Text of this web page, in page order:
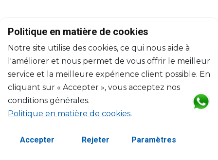
Politique en matière de cookies
Notre site utilise des cookies, ce qui nous aide à
l'améliorer et nous permet de vous offrir le meilleur
service et la meilleure expérience client possible. En
cliquant sur « Accepter », vous acceptez nos
conditions générales.
Politique en matière de cookies.
Accepter Rejeter Paramètres